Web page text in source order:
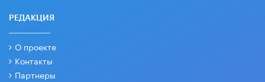
РЕДАКЦИЯ
О проекте
Контакты
Партнеры